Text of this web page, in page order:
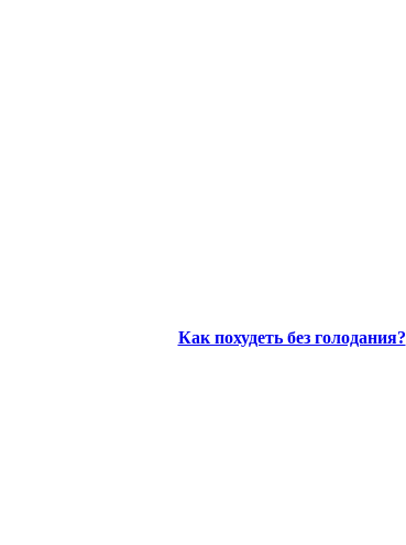
Как похудеть без голодания?